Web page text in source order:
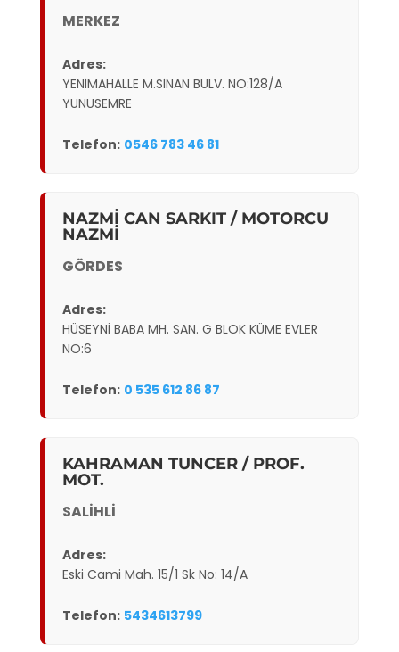
MERKEZ
Adres:
YENİMAHALLE M.SİNAN BULV. NO:128/A
YUNUSEMRE
Telefon: 0546 783 46 81
NAZMİ CAN SARKIT / MOTORCU
NAZMİ
GÖRDES
Adres:
HÜSEYNİ BABA MH. SAN. G BLOK KÜME EVLER
NO:6
Telefon: 0 535 612 86 87
KAHRAMAN TUNCER / PROF.
MOT.
SALİHLİ
Adres:
Eski Cami Mah. 15/1 Sk No: 14/A
Telefon: 5434613799